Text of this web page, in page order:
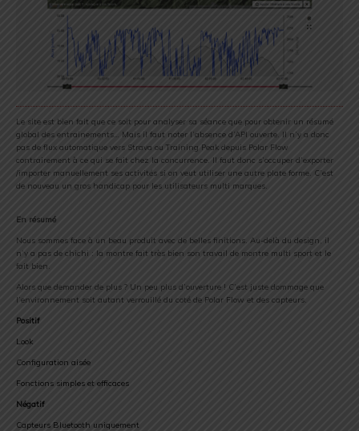
Le site est bien fait que ce soit pour analyser sa séance que pour obtenir un résumé
global des entrainements… Mais il faut noter l’absence d’API ouverte. Il n’y a donc
pas de flux automatique vers Strava ou Training Peak depuis Polar Flow
contrairement à ce qui se fait chez la concurrence. Il faut donc s’occuper d’exporter
/importer manuellement ses activités si on veut utiliser une autre plate forme. C’est
de nouveau un gros handicap pour les utilisateurs multi marques.
En résumé
Nous sommes face à un beau produit avec de belles finitions. Au-delà du design, il
n’y a pas de chichi : la montre fait très bien son travail de montre multi sport et le
fait bien.
Alors que demander de plus ? Un peu plus d’ouverture ! C’est juste dommage que
l’environnement soit autant verrouillé du coté de Polar Flow et des capteurs.
Positif
Look
Configuration aisée
Fonctions simples et efficaces
Négatif
Capteurs Bluetooth uniquement